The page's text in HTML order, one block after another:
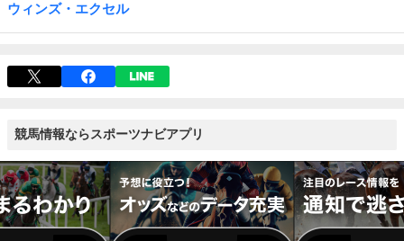
ウィンズ・エクセル
競馬情報ならスポーツナビアプリ